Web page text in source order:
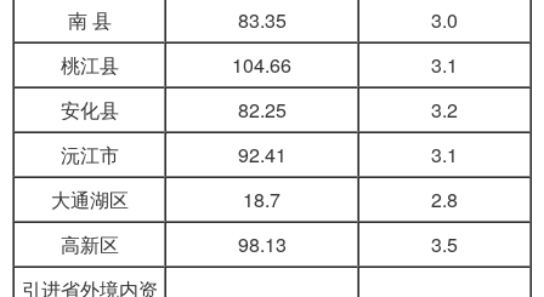
南 县
83.35
3.0
桃江县
104.66
3.1
安化县
82.25
3.2
沅江市
92.41
3.1
大通湖区
18.7
2.8
高新区
98.13
3.5
引进省外境内资